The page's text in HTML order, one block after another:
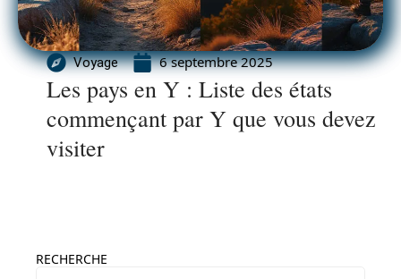
Voyage 6 septembre 2025
Les pays en Y : Liste des états
commençant par Y que vous devez
visiter
RECHERCHE